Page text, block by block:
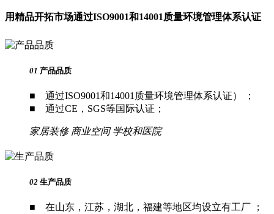
用精品开拓市场通过ISO9001和14001质量环境管理体系认证
01 产品品质
■ 通过ISO9001和14001质量环境管理体系认证） ；
■ 通过CE，SGS等国际认证；
家居装修 商业空间 学校和医院
02 生产品质
■ 在山东，江苏，湖北，福建等地区均设立有工厂 ；